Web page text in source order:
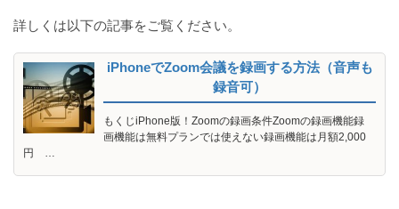
詳しくは以下の記事をご覧ください。
iPhoneでZoom会議を録画する方法（音声も
録音可）
もくじiPhone版！Zoomの録画条件Zoomの録画機能録
画機能は無料プランでは使えない録画機能は月額2,000
円 …